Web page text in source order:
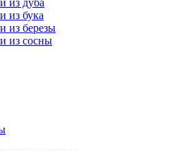
из дуба
из бука
из березы
из сосны